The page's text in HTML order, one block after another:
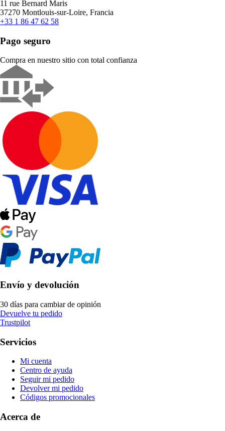
11 rue Bernard Maris
37270 Montlouis-sur-Loire, Francia
+33 1 86 47 62 58
Pago seguro
Compra en nuestro sitio con total confianza
Envío y devolución
30 días para cambiar de opinión
Devuelve tu pedido
Trustpilot
Servicios
Mi cuenta
Centro de ayuda
Seguir mi pedido
Devolver mi pedido
Códigos promocionales
Acerca de